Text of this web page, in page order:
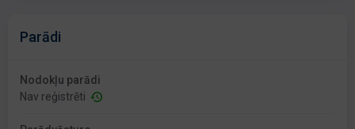
Parādi
Nodokļu parādi
Nav reģistrēti